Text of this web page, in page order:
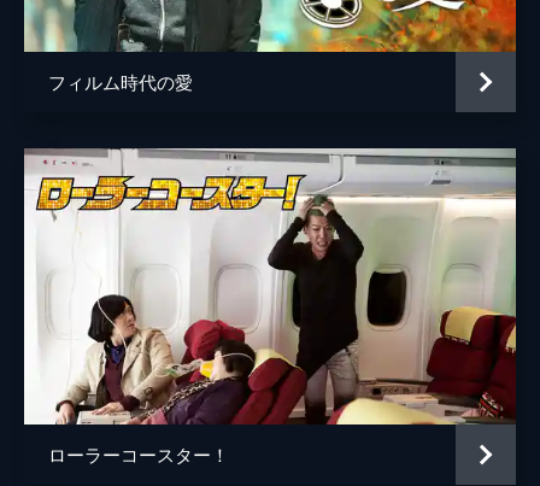
フィルム時代の愛
ローラーコースター！